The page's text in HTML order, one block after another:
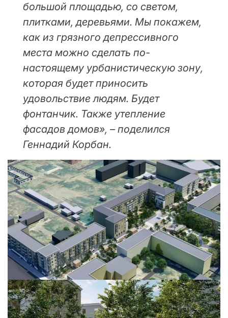
большой площадью, со светом,
плитками, деревьями. Мы покажем,
как из грязного депрессивного
места можно сделать по-
настоящему урбанистическую зону,
которая будет приносить
удовольствие людям. Будет
фонтанчик. Также утепление
фасадов домов», – поделился
Геннадий Корбан.